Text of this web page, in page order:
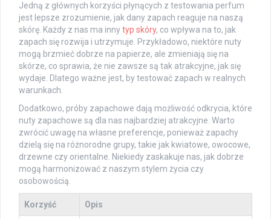
Jedną z głównych korzyści płynących z testowania perfum
jest lepsze zrozumienie, jak dany zapach reaguje na naszą
skórę. Każdy z nas ma innytyp skóry, co wpływa na to, jak
zapach się rozwija i utrzymuje. Przykładowo, niektóre nuty
mogą brzmieć dobrze na papierze, ale zmieniają się na
skórze, co sprawia, że nie zawsze są tak atrakcyjne, jak się
wydaje. Dlatego ważne jest, by testować zapach w realnych
warunkach.
Dodatkowo, próby zapachowe dają możliwość odkrycia, które
nuty zapachowe są dla nas najbardziej atrakcyjne. Warto
zwrócić uwagę na własne preferencje, ponieważ zapachy
dzielą się na różnorodne grupy, takie jak kwiatowe, owocowe,
drzewne czy orientalne. Niekiedy zaskakuje nas, jak dobrze
mogą harmonizować z naszym stylem życia czy
osobowością.
Korzyść Opis